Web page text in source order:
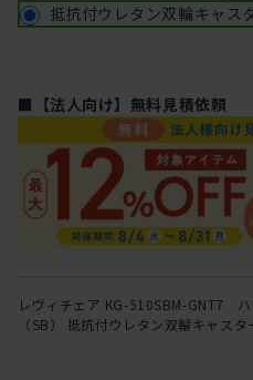
抵抗付ウレタン双輪キャス
■【法人向け】無料見積依頼
レヴィチェア KG-510SBM-GNT7
（SB） 抵抗付ウレタン双輪キャス